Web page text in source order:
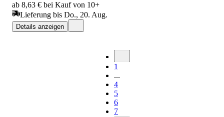
ab 8,63 € bei Kauf von 10+
Lieferung bis Do., 20. Aug.
Details anzeigen
1
...
4
5
6
7